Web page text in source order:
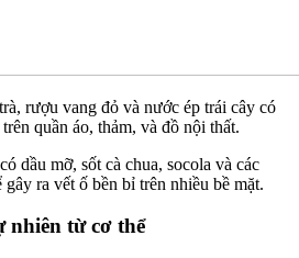
rượu vang đỏ và nước ép trái cây có
quần áo, thảm, và đồ nội thất.
dầu mỡ, sốt cà chua, socola và các
ra vết ố bền bỉ trên nhiều bề mặt.
nhiên từ cơ thể